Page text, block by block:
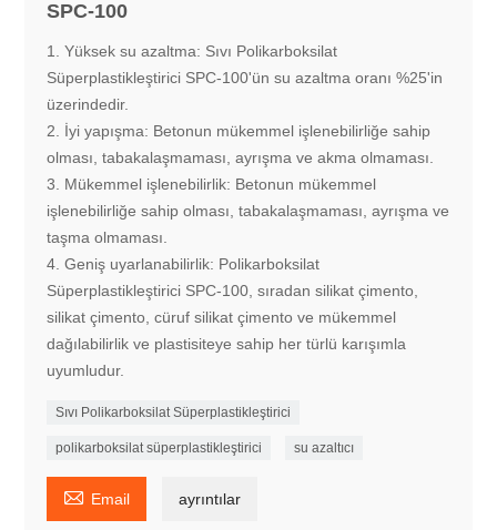
SPC-100
1. Yüksek su azaltma: Sıvı Polikarboksilat
Süperplastikleştirici SPC-100'ün su azaltma oranı %25'in
üzerindedir.
2. İyi yapışma: Betonun mükemmel işlenebilirliğe sahip
olması, tabakalaşmaması, ayrışma ve akma olmaması.
3. Mükemmel işlenebilirlik: Betonun mükemmel
işlenebilirliğe sahip olması, tabakalaşmaması, ayrışma ve
taşma olmaması.
4. Geniş uyarlanabilirlik: Polikarboksilat
Süperplastikleştirici SPC-100, sıradan silikat çimento,
silikat çimento, cüruf silikat çimento ve mükemmel
dağılabilirlik ve plastisiteye sahip her türlü karışımla
uyumludur.
Sıvı Polikarboksilat Süperplastikleştirici
polikarboksilat süperplastikleştirici su azaltıcı
 Email ayrıntılar